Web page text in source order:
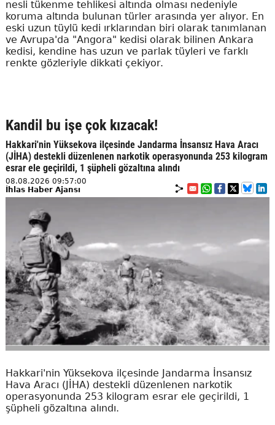
nesli tükenme tehlikesi altında olması nedeniyle
koruma altında bulunan türler arasında yer alıyor. En
eski uzun tüylü kedi ırklarından biri olarak tanımlanan
ve Avrupa'da "Angora" kedisi olarak bilinen Ankara
kedisi, kendine has uzun ve parlak tüyleri ve farklı
renkte gözleriyle dikkati çekiyor.
Kandil bu işe çok kızacak!
Hakkari'nin Yüksekova ilçesinde Jandarma İnsansız Hava Aracı
(JİHA) destekli düzenlenen narkotik operasyonunda 253 kilogram
esrar ele geçirildi, 1 şüpheli gözaltına alındı
08.08.2026 09:57:00
İhlas Haber Ajansı
Hakkari'nin Yüksekova ilçesinde Jandarma İnsansız
Hava Aracı (JİHA) destekli düzenlenen narkotik
operasyonunda 253 kilogram esrar ele geçirildi, 1
şüpheli gözaltına alındı.